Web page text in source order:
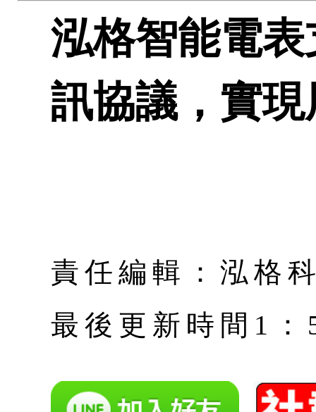
泓格智能電表
訊協議，實
責任編輯：泓格
最後更新時間1